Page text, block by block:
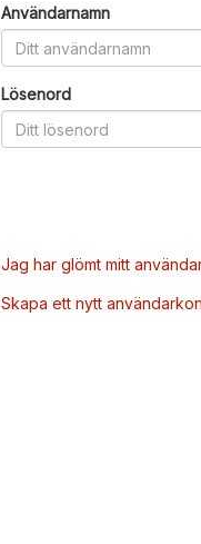
Användarnamn
Lösenord
Jag har glömt mitt
Skapa ett nytt